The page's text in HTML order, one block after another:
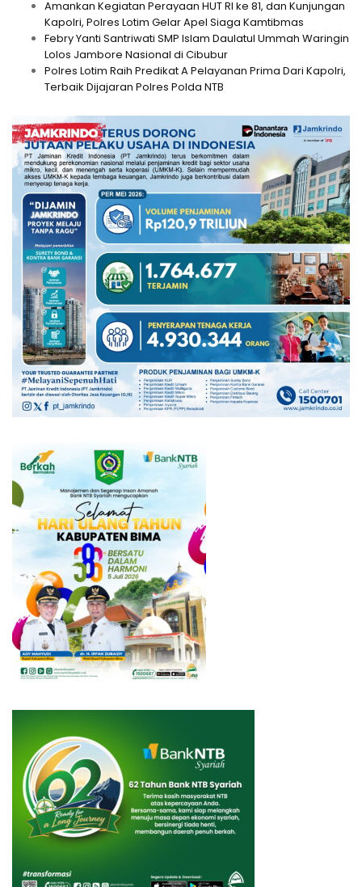
Amankan Kegiatan Perayaan HUT RI ke 81, dan Kunjungan
Kapolri, Polres Lotim Gelar Apel Siaga Kamtibmas
Febry Yanti Santriwati SMP Islam Daulatul Ummah Waringin
Lolos Jambore Nasional di Cibubur
Polres Lotim Raih Predikat A Pelayanan Prima Dari Kapolri,
Terbaik Dijajaran Polres Polda NTB